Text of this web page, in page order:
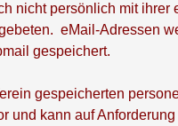
nicht persönlich mit
eMail-Adressen
gespeichert.
gespeicherten
und kann auf